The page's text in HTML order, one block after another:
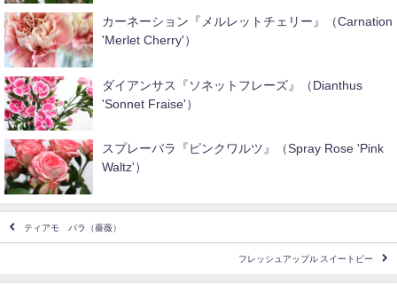
カーネーション『メルレットチェリー』（Carnation
'Merlet Cherry'）
ダイアンサス『ソネットフレーズ』（Dianthus
'Sonnet Fraise'）
スプレーバラ『ピンクワルツ』（Spray Rose 'Pink
Waltz'）
ティアモ バラ（薔薇）
フレッシュアップル スイートピー